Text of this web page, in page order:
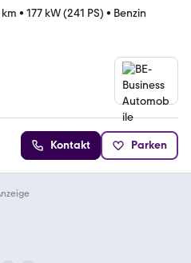
km • 177 kW (241 PS) • Benzin
Kontakt Parken